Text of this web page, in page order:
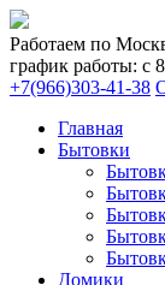
Работаем по
график работы: с
+7(966)303-41-38
Главная
Бытовки
Домики